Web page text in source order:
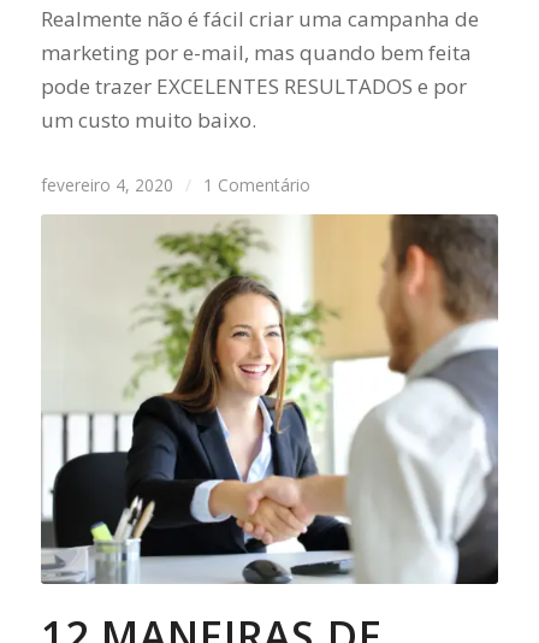
Realmente não é fácil criar uma campanha de
marketing por e-mail, mas quando bem feita
pode trazer EXCELENTES RESULTADOS e por
um custo muito baixo.
fevereiro 4, 2020 / 1 Comentário